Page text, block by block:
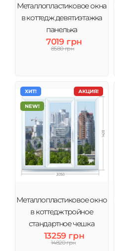
Металлопластиковое окна
в коттедж девятиэтажка
панелька
7019 грн
8580 грн
АКЦИЯ!
ХИТ!
NEW!
Металлопластиковое окно
в коттедж тройное
стандартное чешка
13259 грн
14820 грн